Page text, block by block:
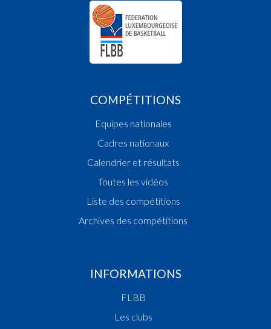
COMPÉTITIONS
Equipes nationales
Cadres nationaux
Calendrier et résultats
Toutes les vidéos
Liste des compétitions
Archives des compétitions
INFORMATIONS
FLBB
Les clubs